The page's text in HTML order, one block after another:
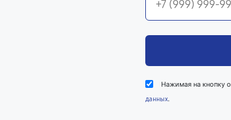
Нажимая на кнопку
данных.